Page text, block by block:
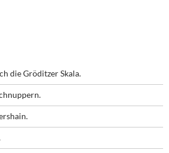
die Gröditzer Skala.